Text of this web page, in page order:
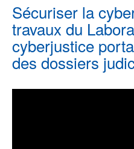
Sécuriser la
travaux du
cyberjustice
des dossiers